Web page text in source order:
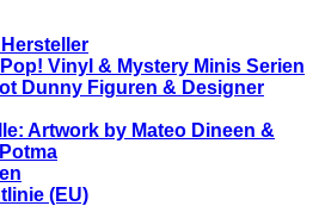
Vinyl & Mystery Minis Serien
Dunny Figuren & Designer
Artwork by Mateo Dineen &
(EU)